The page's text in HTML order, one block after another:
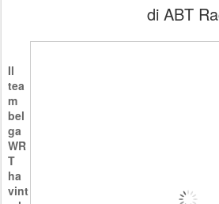
di ABT
Il
tea
m
bel
ga
WR
T
ha
vint